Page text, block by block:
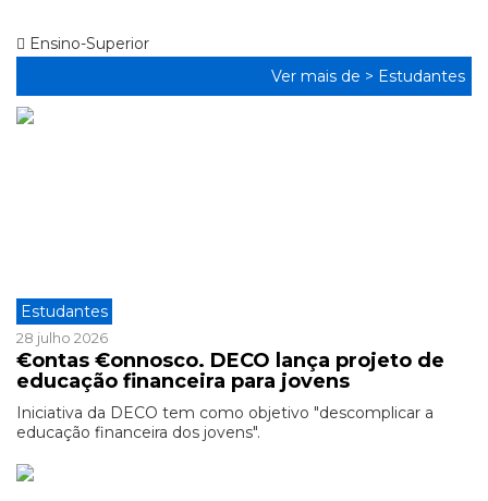
Ensino-Superior
Ver mais de > Estudantes
Estudantes
28 julho 2026
€ontas €onnosco. DECO lança projeto de
educação financeira para jovens
Iniciativa da DECO tem como objetivo "descomplicar a
educação financeira dos jovens".